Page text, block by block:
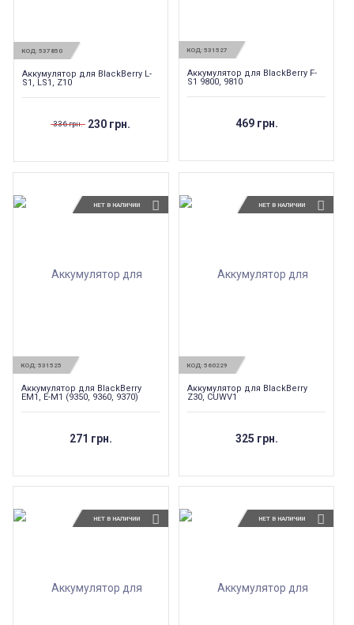
КОД: 537850
Аккумулятор для BlackBerry L-
S1, LS1, Z10
336 грн. 230 грн.
КОД: 531527
Аккумулятор для BlackBerry F-
S1 9800, 9810
469 грн.
НЕТ В НАЛИЧИИ
КОД: 531525
Аккумулятор для BlackBerry
EM1, E-M1 (9350, 9360, 9370)
271 грн.
НЕТ В НАЛИЧИИ
КОД: 560229
Аккумулятор для BlackBerry
Z30, CUWV1
325 грн.
НЕТ В НАЛИЧИИ НЕТ В НАЛИЧИИ